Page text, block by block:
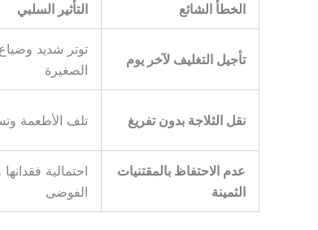
الخطأ الشائع التأثير السلبي
تأجيل التغليف لآخر يوم
توتر شديد
الصغيرة
نقل الثلاجة بدون تفريغ تلف الأطعمة
عدم الاحتفاظ بالمقتنيات
الثمينة
احتمالية
الفوضى